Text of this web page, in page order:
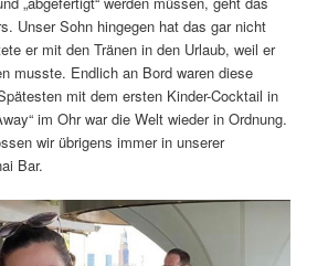
Unser Sohn hingegen hat das gar nicht
er mit den Tränen in den Urlaub, weil er
musste. Endlich an Bord waren diese
mit dem ersten Kinder-Cocktail in
im Ohr war die Welt wieder in Ordnung.
wir übrigens immer in unserer
Bar.